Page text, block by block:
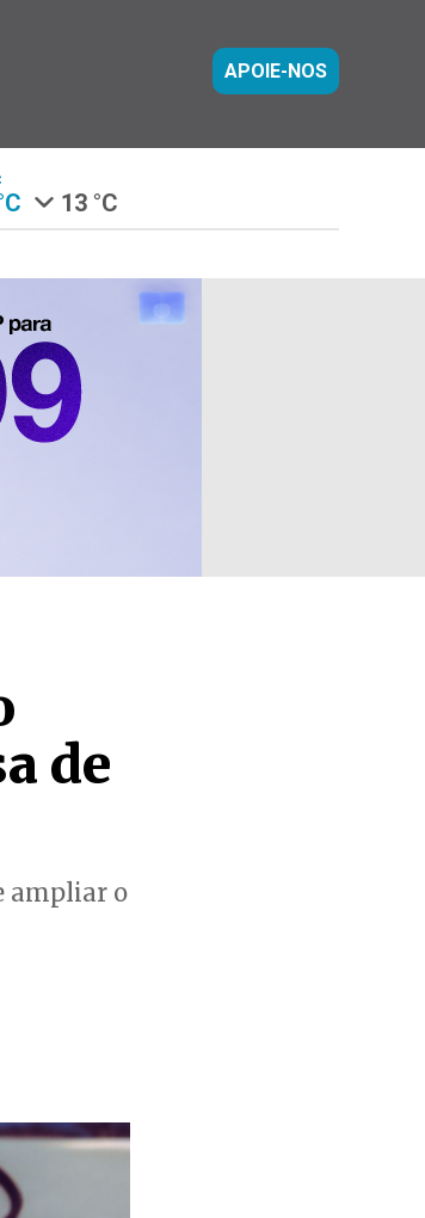
APOIE-NOS
13 °C
de
ampliar o